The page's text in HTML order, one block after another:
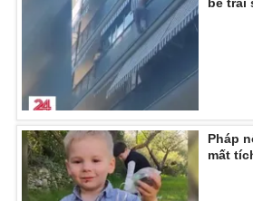
Cơ quan chủ quản:Đài Truyền hình Việt
Cơ quan báo chí:Thời báo VTV
Giấy phép hoạt động báo in và báo
cấp ngày 29/12/2023
Tổng Biên tập:Vũ Thanh Thủy
Phó Tổng Biên tập:Nguyễn Thị Mỹ
Nguyễn Trọng Ninh
Tổng đài VTV:024.38 355 931 - 024.38
Pháp
mất